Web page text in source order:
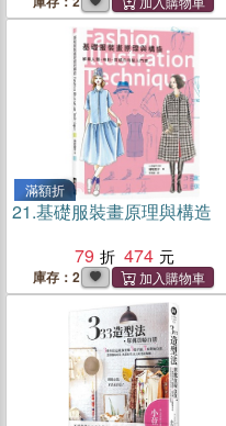
滿額折
21.基礎服裝畫原理與構造
79
474
庫存：2